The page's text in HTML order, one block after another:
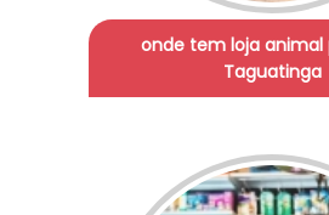
onde tem loja animal
Taguatinga